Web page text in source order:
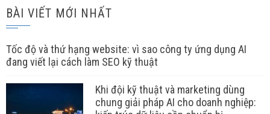
BÀI VIẾT MỚI NHẤT
Tốc độ và thứ hạng website: vì sao công ty ứng dụng AI
đang viết lại cách làm SEO kỹ thuật
Khi đội kỹ thuật và marketing dùng
chung giải pháp AI cho doanh nghiệp: